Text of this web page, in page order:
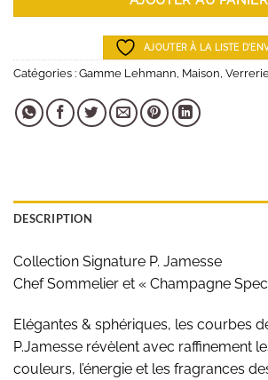
AJOUTER À LA LISTE
Catégories : Gamme Lehmann, Maison,
DESCRIPTION
Collection Signature P. Jamesse
Chef Sommelier et « Champagne
Elégantes & sphériques, les courbes
P.Jamesse révèlent avec raffinement
couleurs, l’énergie et les fragrances